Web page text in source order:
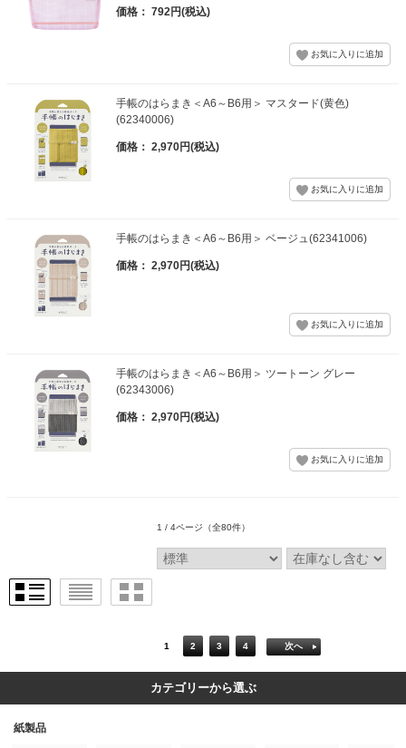
価格： 792円(税込)
手帳のはらまき＜A6～B6用＞ マスタード(黄色)
(62340006)
価格： 2,970円(税込)
手帳のはらまき＜A6～B6用＞ ベージュ(62341006)
価格： 2,970円(税込)
手帳のはらまき＜A6～B6用＞ ツートーン グレー
(62343006)
価格： 2,970円(税込)
1 / 4ページ （全80件）
1 2 3 4 次へ
カテゴリーから選ぶ
紙製品